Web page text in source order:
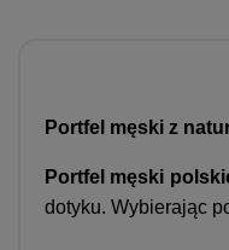
Portfel męski z
Portfel męski
dotyku. Wybierając